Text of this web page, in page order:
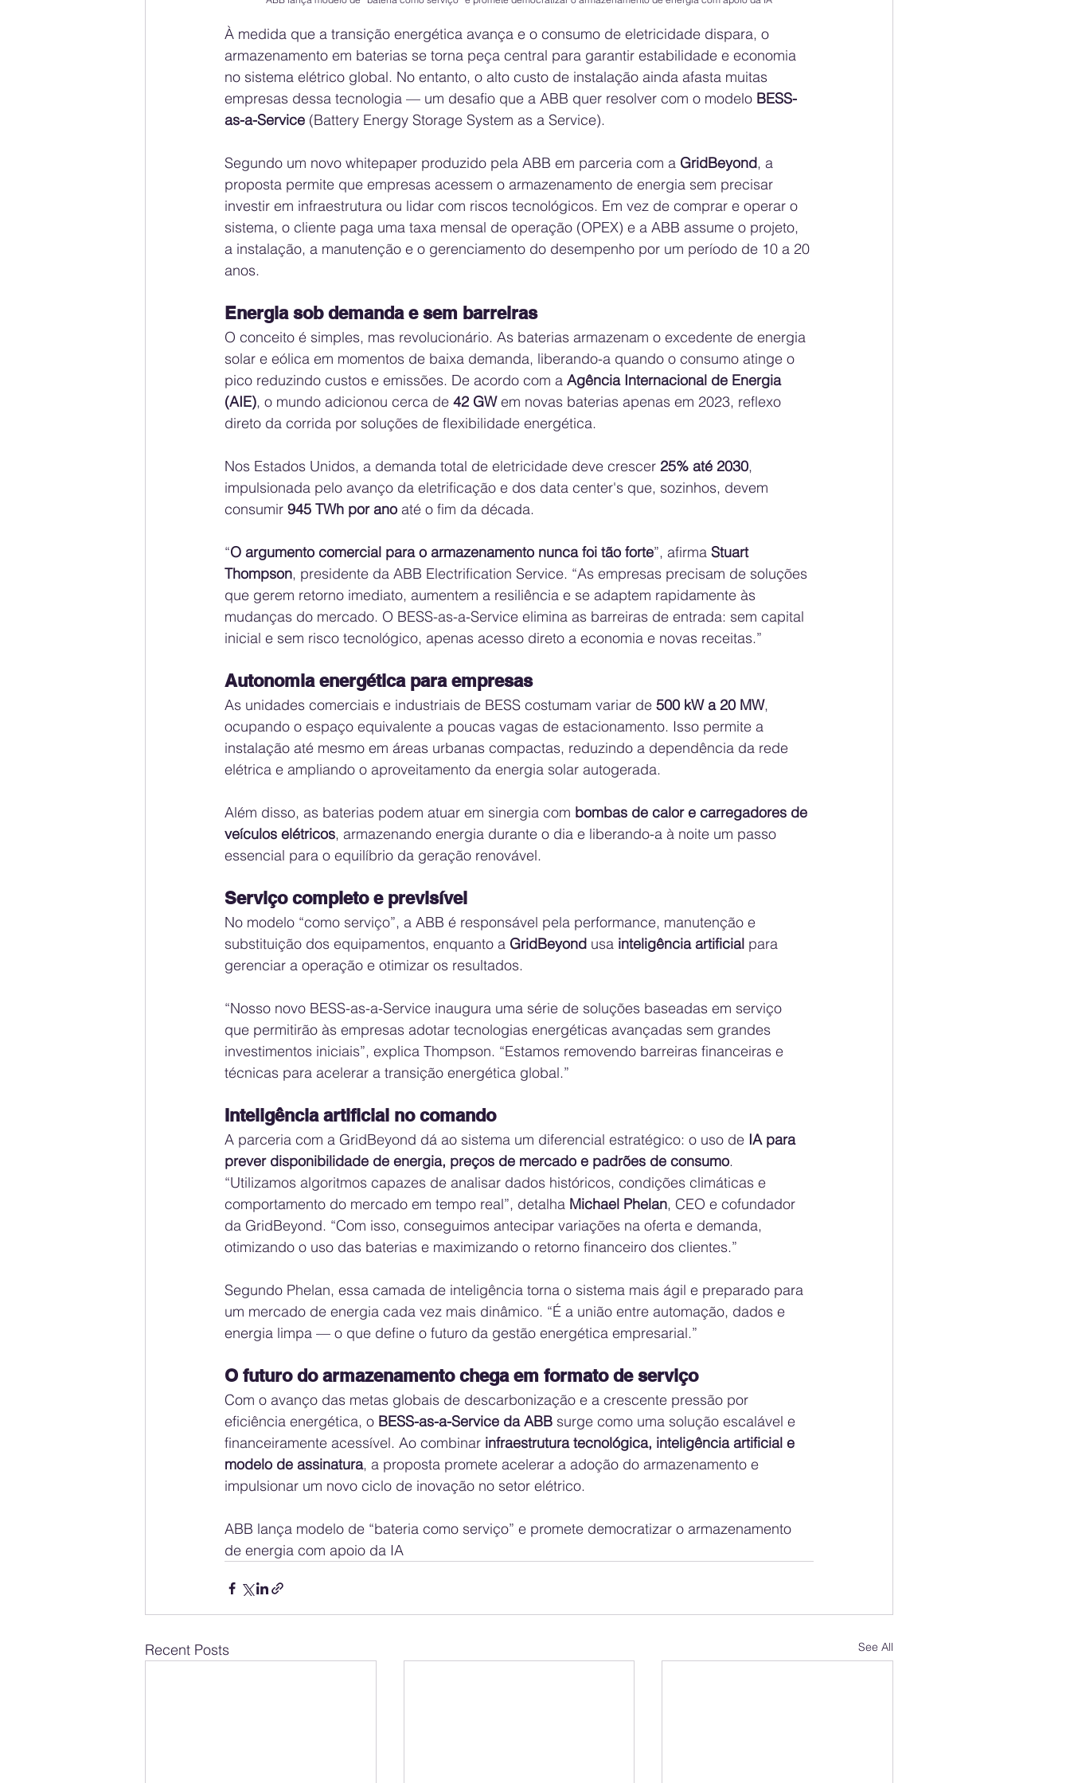
À medida que a transição energética avança e o consumo de eletricidade dispara, o
armazenamento em baterias se torna peça central para garantir estabilidade e economia
no sistema elétrico global. No entanto, o alto custo de instalação ainda afasta muitas
empresas dessa tecnologia — um desafio que a ABB quer resolver com o modelo BESS-
as-a-Service (Battery Energy Storage System as a Service).
Segundo um novo whitepaper produzido pela ABB em parceria com a GridBeyond, a
proposta permite que empresas acessem o armazenamento de energia sem precisar
investir em infraestrutura ou lidar com riscos tecnológicos. Em vez de comprar e operar o
sistema, o cliente paga uma taxa mensal de operação (OPEX) e a ABB assume o projeto,
a instalação, a manutenção e o gerenciamento do desempenho por um período de 10 a 20
anos.
Energia sob demanda e sem barreiras
O conceito é simples, mas revolucionário. As baterias armazenam o excedente de energia
solar e eólica em momentos de baixa demanda, liberando-a quando o consumo atinge o
pico reduzindo custos e emissões. De acordo com a Agência Internacional de Energia
(AIE), o mundo adicionou cerca de 42 GW em novas baterias apenas em 2023, reflexo
direto da corrida por soluções de flexibilidade energética.
Nos Estados Unidos, a demanda total de eletricidade deve crescer 25% até 2030,
impulsionada pelo avanço da eletrificação e dos data center's que, sozinhos, devem
consumir 945 TWh por ano até o fim da década.
“O argumento comercial para o armazenamento nunca foi tão forte”, afirma Stuart
Thompson, presidente da ABB Electrification Service. “As empresas precisam de soluções
que gerem retorno imediato, aumentem a resiliência e se adaptem rapidamente às
mudanças do mercado. O BESS-as-a-Service elimina as barreiras de entrada: sem capital
inicial e sem risco tecnológico, apenas acesso direto a economia e novas receitas.”
Autonomia energética para empresas
As unidades comerciais e industriais de BESS costumam variar de 500 kW a 20 MW,
ocupando o espaço equivalente a poucas vagas de estacionamento. Isso permite a
instalação até mesmo em áreas urbanas compactas, reduzindo a dependência da rede
elétrica e ampliando o aproveitamento da energia solar autogerada.
Além disso, as baterias podem atuar em sinergia com bombas de calor e carregadores de
veículos elétricos, armazenando energia durante o dia e liberando-a à noite um passo
essencial para o equilíbrio da geração renovável.
Serviço completo e previsível
No modelo “como serviço”, a ABB é responsável pela performance, manutenção e
substituição dos equipamentos, enquanto a GridBeyond usa inteligência artificial para
gerenciar a operação e otimizar os resultados.
“Nosso novo BESS-as-a-Service inaugura uma série de soluções baseadas em serviço
que permitirão às empresas adotar tecnologias energéticas avançadas sem grandes
investimentos iniciais”, explica Thompson. “Estamos removendo barreiras financeiras e
técnicas para acelerar a transição energética global.”
Inteligência artificial no comando
A parceria com a GridBeyond dá ao sistema um diferencial estratégico: o uso de IA para
prever disponibilidade de energia, preços de mercado e padrões de consumo.
“Utilizamos algoritmos capazes de analisar dados históricos, condições climáticas e
comportamento do mercado em tempo real”, detalha Michael Phelan, CEO e cofundador
da GridBeyond. “Com isso, conseguimos antecipar variações na oferta e demanda,
otimizando o uso das baterias e maximizando o retorno financeiro dos clientes.”
Segundo Phelan, essa camada de inteligência torna o sistema mais ágil e preparado para
um mercado de energia cada vez mais dinâmico. “É a união entre automação, dados e
energia limpa — o que define o futuro da gestão energética empresarial.”
O futuro do armazenamento chega em formato de serviço
Com o avanço das metas globais de descarbonização e a crescente pressão por
eficiência energética, o BESS-as-a-Service da ABB surge como uma solução escalável e
financeiramente acessível. Ao combinar infraestrutura tecnológica, inteligência artificial e
modelo de assinatura, a proposta promete acelerar a adoção do armazenamento e
impulsionar um novo ciclo de inovação no setor elétrico.
ABB lança modelo de “bateria como serviço” e promete democratizar o armazenamento
de energia com apoio da IA
Recent Posts See All